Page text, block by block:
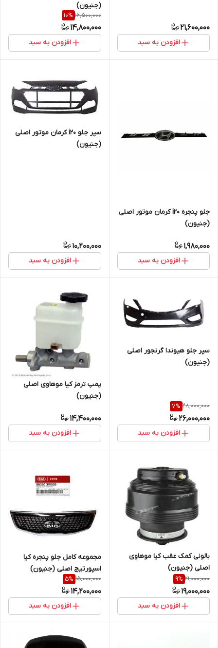
21,600,000
افزودن به سبد
(جنیون)
16,500,000
10%
14,800,000
افزودن به سبد
جلو پنجره i20 کرمان موتور اصلی
(جنیون)
1,980,000
افزودن به سبد
سپر جلو i20 کرمان موتور اصلی
(جنیون)
10,200,000
افزودن به سبد
سپر جلو هیوندا گرنجور اصلی
(جنیون)
28,000,000
7%
26,000,000
افزودن به سبد
پمپ ترمز کیا موهاوی اصلی
(جنیون)
14,400,000
افزودن به سبد
بالونی کمک عقب کیا موهاوی
اصلی (جنیون)
21,000,000
9%
19,000,000
افزودن به سبد
مجموعه کامل جلو پنجره کیا
اسپورتیج اصلی (جنیون)
15,000,000
5%
14,200,000
افزودن به سبد